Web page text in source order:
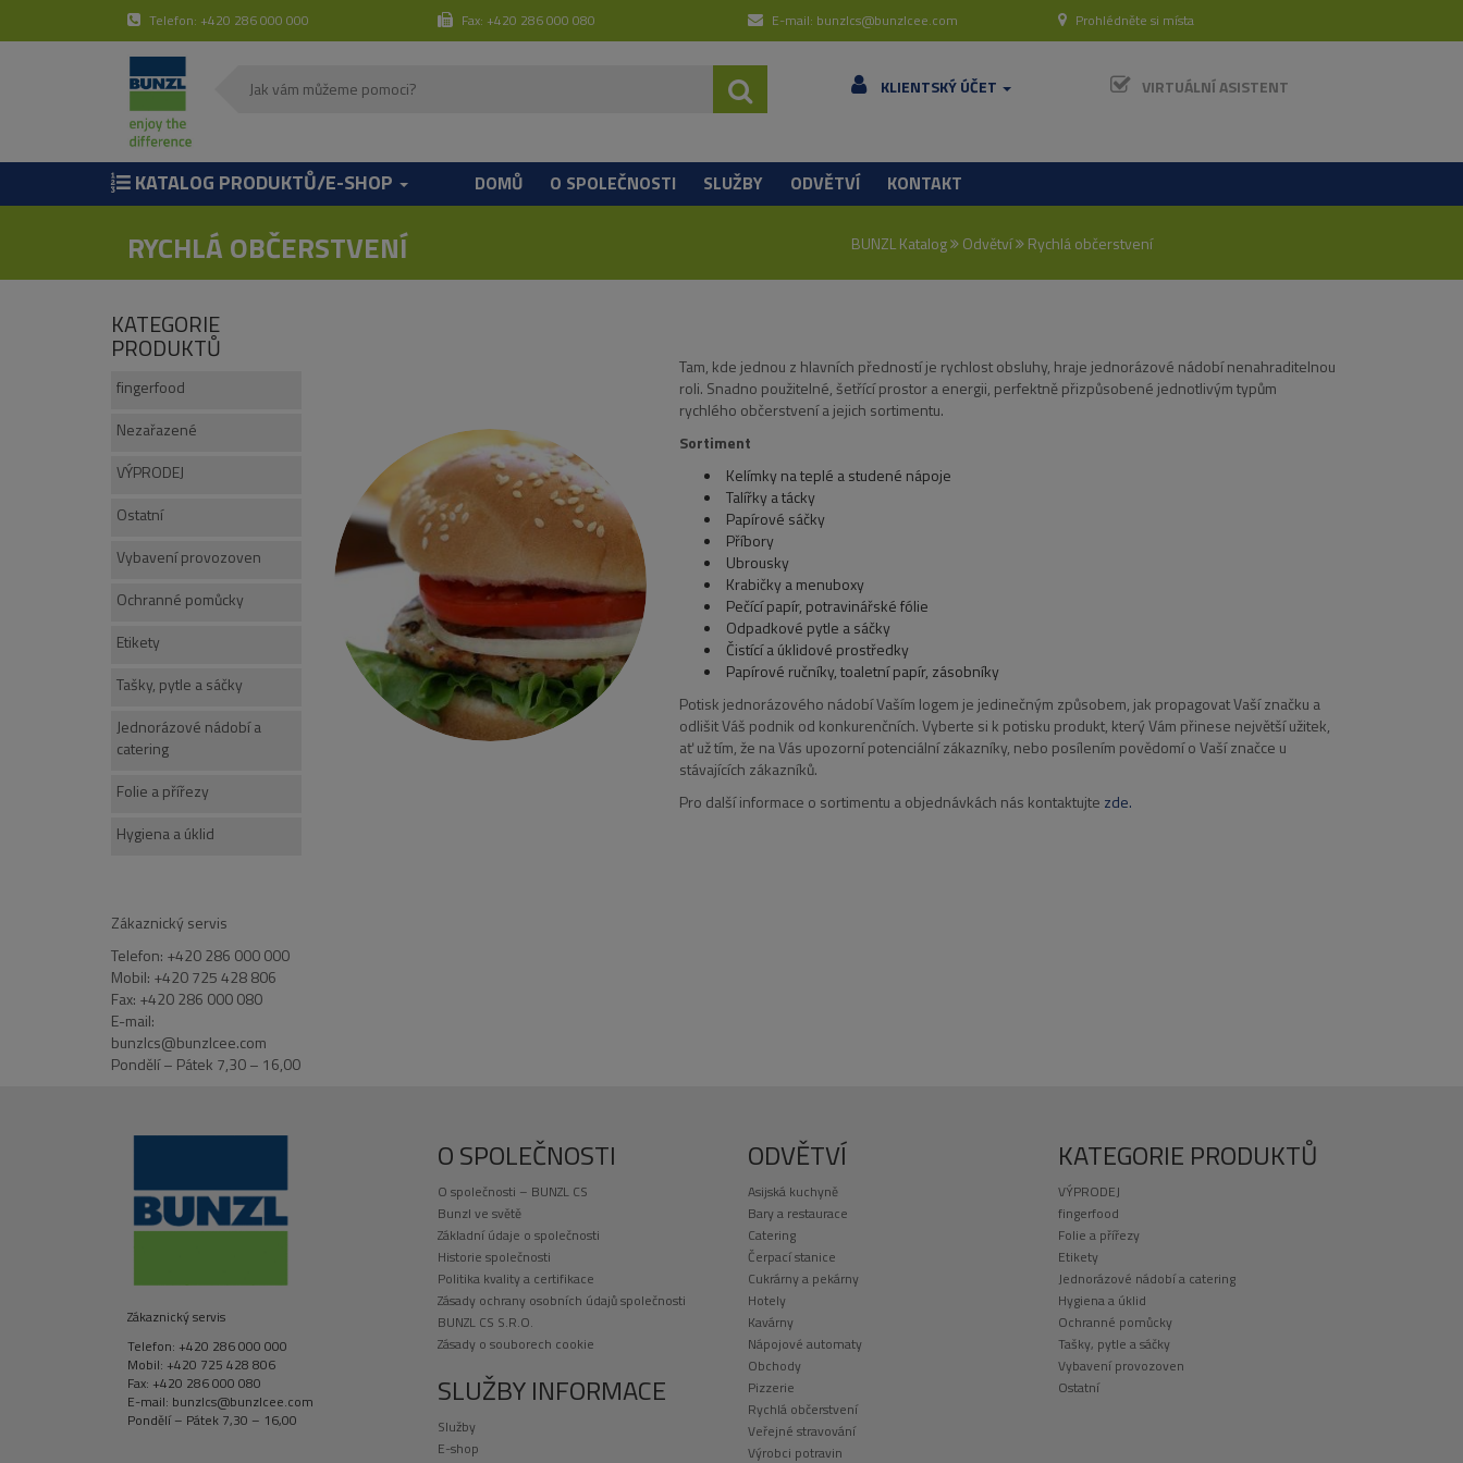
Telefon: +420 286 000 000 Fax: +420 286 000 080 E-mail: bunzlcs@bunzlcee.com Prohlédněte si místa
KLIENTSKÝ ÚČET VIRTUÁLNÍ ASISTENT
KATALOG PRODUKTŮ/E-SHOP DOMŮ O SPOLEČNOSTI SLUŽBY ODVĚTVÍ KONTAKT
RYCHLÁ OBČERSTVENÍ BUNZL Katalog Odvětví Rychlá občerstvení
Tam, kde jednou z hlavních předností je rychlost obsluhy, hraje jednorázové nádobí nenahraditelnou
roli. Snadno použitelné, šetřící prostor a energii, perfektně přizpůsobené jednotlivým typům
rychlého občerstvení a jejich sortimentu.
Sortiment
Kelímky na teplé a studené nápoje
Talířky a tácky
Papírové sáčky
Příbory
Ubrousky
Krabičky a menuboxy
Pečící papír, potravinářské fólie
Odpadkové pytle a sáčky
Čistící a úklidové prostředky
Papírové ručníky, toaletní papír, zásobníky
Potisk jednorázového nádobí Vaším logem je jedinečným způsobem, jak propagovat Vaší značku a
odlišit Váš podnik od konkurenčních. Vyberte si k potisku produkt, který Vám přinese největší užitek,
ať už tím, že na Vás upozorní potenciální zákazníky, nebo posílením povědomí o Vaší značce u
stávajících zákazníků.
Pro další informace o sortimentu a objednávkách nás kontaktujte zde.
KATEGORIE
PRODUKTŮ
fingerfood
Nezařazené
VÝPRODEJ
Ostatní
Vybavení provozoven
Ochranné pomůcky
Etikety
Tašky, pytle a sáčky
Jednorázové nádobí a
catering
Folie a přířezy
Hygiena a úklid
Zákaznický servis
Telefon: +420 286 000 000
Mobil: +420 725 428 806
Fax: +420 286 000 080
E-mail:
bunzlcs@bunzlcee.com
Pondělí – Pátek 7,30 – 16,00
Zákaznický servis
Telefon: +420 286 000 000
Mobil: +420 725 428 806
Fax: +420 286 000 080
E-mail: bunzlcs@bunzlcee.com
Pondělí – Pátek 7,30 – 16,00
O SPOLEČNOSTI
O společnosti – BUNZL CS
Bunzl ve světě
Základní údaje o společnosti
Historie společnosti
Politika kvality a certifikace
Zásady ochrany osobních údajů společnosti
BUNZL CS S.R.O.
Zásady o souborech cookie
SLUŽBY INFORMACE
Služby
E-shop
ODVĚTVÍ
Asijská kuchyně
Bary a restaurace
Catering
Čerpací stanice
Cukrárny a pekárny
Hotely
Kavárny
Nápojové automaty
Obchody
Pizzerie
Rychlá občerstvení
Veřejné stravování
Výrobci potravin
KATEGORIE PRODUKTŮ
VÝPRODEJ
fingerfood
Folie a přířezy
Etikety
Jednorázové nádobí a catering
Hygiena a úklid
Ochranné pomůcky
Tašky, pytle a sáčky
Vybavení provozoven
Ostatní